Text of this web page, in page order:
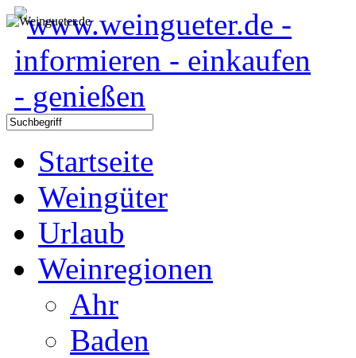
Startseite
Weingüter
Urlaub
Weinregionen
Ahr
Baden